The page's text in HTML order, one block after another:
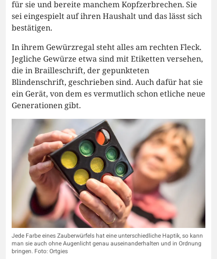
für sie und bereite manchem Kopfzerbrechen. Sie
sei eingespielt auf ihren Haushalt und das lässt sich
bestätigen.
In ihrem Gewürzregal steht alles am rechten Fleck.
Jegliche Gewürze etwa sind mit Etiketten versehen,
die in Brailleschrift, der gepunkteten
Blindenschrift, geschrieben sind. Auch dafür hat sie
ein Gerät, von dem es vermutlich schon etliche neue
Generationen gibt.
Jede Farbe eines Zauberwürfels hat eine unterschiedliche Haptik, so kann
man sie auch ohne Augenlicht genau auseinanderhalten und in Ordnung
bringen. Foto: Ortgies